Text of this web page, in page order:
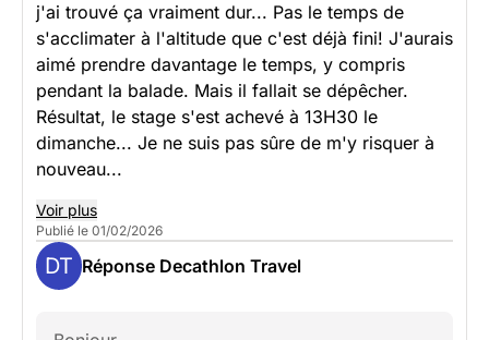
j'ai trouvé ça vraiment dur... Pas le temps de
s'acclimater à l'altitude que c'est déjà fini! J'aurais
aimé prendre davantage le temps, y compris
pendant la balade. Mais il fallait se dépêcher.
Résultat, le stage s'est achevé à 13H30 le
dimanche... Je ne suis pas sûre de m'y risquer à
nouveau...
Voir plus
Publié le 01/02/2026
DT Réponse Decathlon Travel